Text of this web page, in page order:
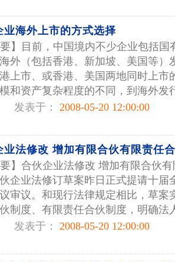
业海外上市的方式选择
要】目前，中国境内不少企业包括
外（包括香港、新加坡、美国等）
上市、或香港、美国两地同时上市
和资产复杂程度的不同，到海外发
发表于： 2008-05-20 12:00:00
业法修改 增加有限合伙有限责任
要】合伙企业法修改 增加有限合伙
企业法修订草案昨日正式提请十届
审议。和现行法律规定相比，草案
制度、有限责任合伙制度，明确法
发表于： 2008-05-20 12:00:00